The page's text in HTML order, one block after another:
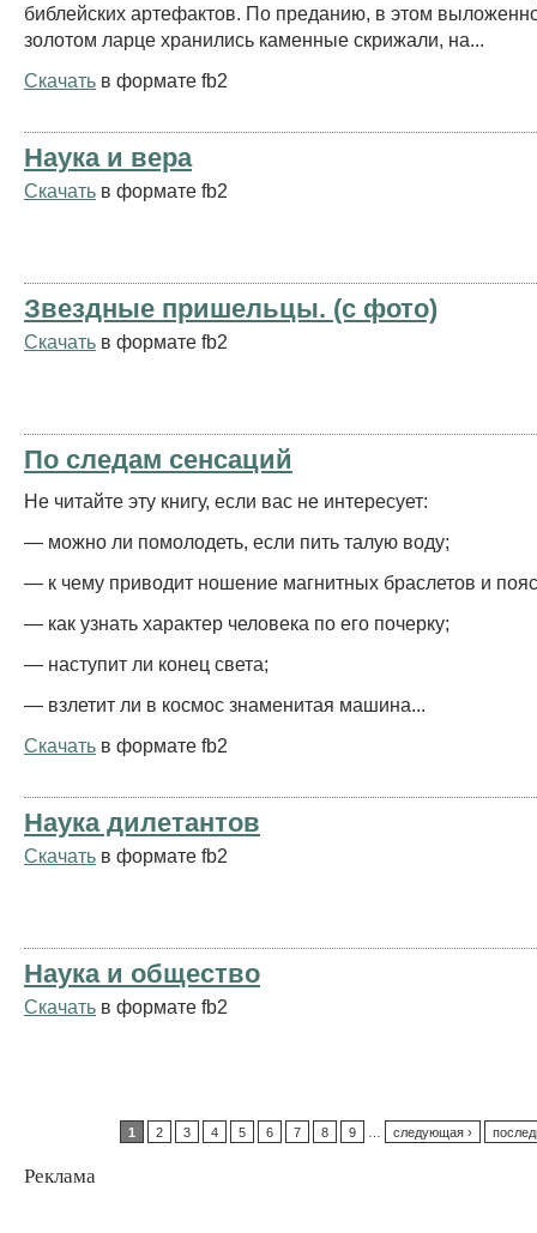
библейских артефактов. По преданию, в этом
золотом ларце хранились каменные скрижали, на...
Скачать в формате fb2
Наука и вера
Скачать в формате fb2
Звездные пришельцы. (с фото)
Скачать в формате fb2
По следам сенсаций
Не читайте эту книгу, если вас не интересует:
— можно ли помолодеть, если пить талую воду;
— к чему приводит ношение магнитных браслетов и
— как узнать характер человека по его почерку;
— наступит ли конец света;
— взлетит ли в космос знаменитая машина...
Скачать в формате fb2
Наука дилетантов
Скачать в формате fb2
Наука и общество
Скачать в формате fb2
1 2 3 4 5 6 7 8 9 следующая ›
Реклама